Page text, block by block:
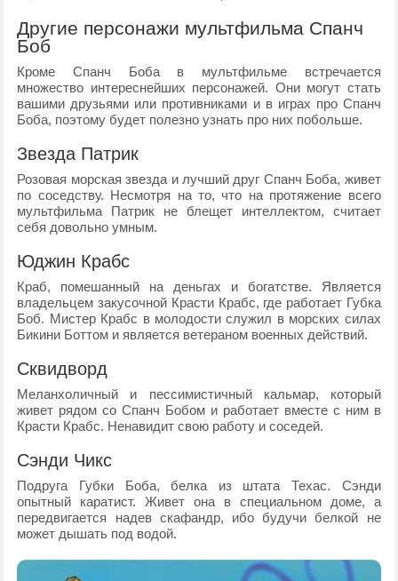
Другие персонажи мультфильма Спанч
Боб
Кроме Спанч Боба в мультфильме встречается
множество интереснейших персонажей. Они могут стать
вашими друзьями или противниками и в играх про Спанч
Боба, поэтому будет полезно узнать про них побольше.
Звезда Патрик
Розовая морская звезда и лучший друг Спанч Боба, живет
по соседству. Несмотря на то, что на протяжение всего
мультфильма Патрик не блещет интеллектом, считает
себя довольно умным.
Юджин Крабс
Краб, помешанный на деньгах и богатстве. Является
владельцем закусочной Красти Крабс, где работает Губка
Боб. Мистер Крабс в молодости служил в морских силах
Бикини Боттом и является ветераном военных действий.
Сквидворд
Меланхоличный и пессимистичный кальмар, который
живет рядом со Спанч Бобом и работает вместе с ним в
Красти Крабс. Ненавидит свою работу и соседей.
Сэнди Чикс
Подруга Губки Боба, белка из штата Техас. Сэнди
опытный каратист. Живет она в специальном доме, а
передвигается надев скафандр, ибо будучи белкой не
может дышать под водой.